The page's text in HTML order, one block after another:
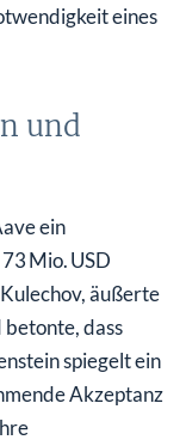
eines
und
ein
Mio. USD
äußerte
dass
spiegelt ein
Akzeptanz